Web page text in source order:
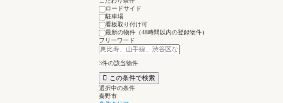
ロードサイド
駐車場
看板取り付け可
最新の物件（48時間以内の登録物件）
フリーワード
3件の該当物件
この条件で検索
選択中の条件
秦野市